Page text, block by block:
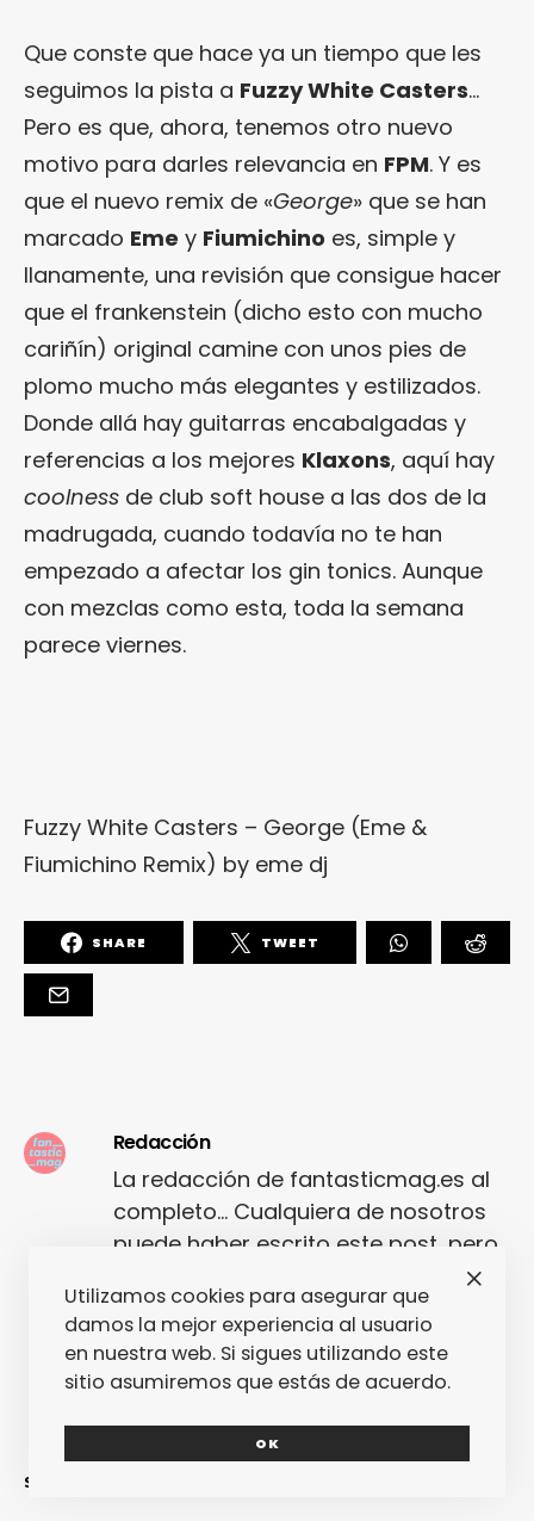
Que conste que hace ya un tiempo que les
seguimos la pista a Fuzzy White Casters…
Pero es que, ahora, tenemos otro nuevo
motivo para darles relevancia en FPM. Y es
que el nuevo remix de «George» que se han
marcado Eme y Fiumichino es, simple y
llanamente, una revisión que consigue hacer
que el frankenstein (dicho esto con mucho
cariñín) original camine con unos pies de
plomo mucho más elegantes y estilizados.
Donde allá hay guitarras encabalgadas y
referencias a los mejores Klaxons, aquí hay
coolness de club soft house a las dos de la
madrugada, cuando todavía no te han
empezado a afectar los gin tonics. Aunque
con mezclas como esta, toda la semana
parece viernes.
Fuzzy White Casters – George (Eme &
Fiumichino Remix) by eme dj
SHARE TWEET
Redacción
La redacción de fantasticmag.es al
completo... Cualquiera de nosotros
puede haber escrito este post, pero
seguro que el que lo ha escrito lo ha
hecho con mucho amor.
SINCERAMENTE
Utilizamos cookies para asegurar que
damos la mejor experiencia al usuario
en nuestra web. Si sigues utilizando este
sitio asumiremos que estás de acuerdo.
OK